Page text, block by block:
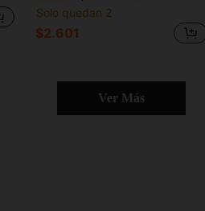
Solo quedan 2
$2.601
Ver Más